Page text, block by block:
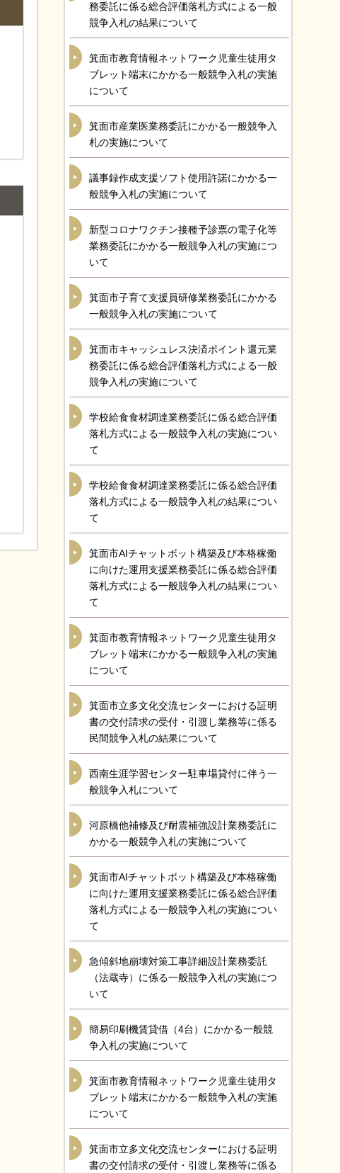
務委託に係る総合評価落札方式による一般
競争入札の結果について
箕面市教育情報ネットワーク児童生徒用タ
ブレット端末にかかる一般競争入札の実施
について
箕面市産業医業務委託にかかる一般競争入
札の実施について
議事録作成支援ソフト使用許諾にかかる一
般競争入札の実施について
新型コロナワクチン接種予診票の電子化等
業務委託にかかる一般競争入札の実施につ
いて
箕面市子育て支援員研修業務委託にかかる
一般競争入札の実施について
箕面市キャッシュレス決済ポイント還元業
務委託に係る総合評価落札方式による一般
競争入札の実施について
学校給食食材調達業務委託に係る総合評価
落札方式による一般競争入札の実施につい
て
学校給食食材調達業務委託に係る総合評価
落札方式による一般競争入札の結果につい
て
箕面市AIチャットボット構築及び本格稼働
に向けた運用支援業務委託に係る総合評価
落札方式による一般競争入札の結果につい
て
箕面市教育情報ネットワーク児童生徒用タ
ブレット端末にかかる一般競争入札の実施
について
箕面市立多文化交流センターにおける証明
書の交付請求の受付・引渡し業務等に係る
民間競争入札の結果について
西南生涯学習センター駐車場貸付に伴う一
般競争入札について
河原橋他補修及び耐震補強設計業務委託に
かかる一般競争入札の実施について
箕面市AIチャットボット構築及び本格稼働
に向けた運用支援業務委託に係る総合評価
落札方式による一般競争入札の実施につい
て
急傾斜地崩壊対策工事詳細設計業務委託
（法蔵寺）に係る一般競争入札の実施につ
いて
簡易印刷機賃貸借（4台）にかかる一般競
争入札の実施について
箕面市教育情報ネットワーク児童生徒用タ
ブレット端末にかかる一般競争入札の実施
について
箕面市立多文化交流センターにおける証明
書の交付請求の受付・引渡し業務等に係る